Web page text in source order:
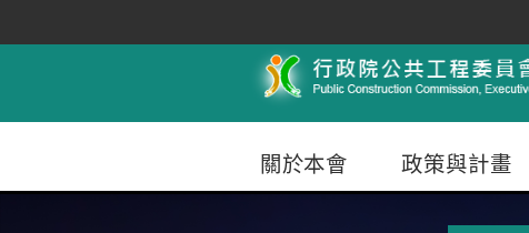
行政院公共工程委員會
關於本會 政策與計畫